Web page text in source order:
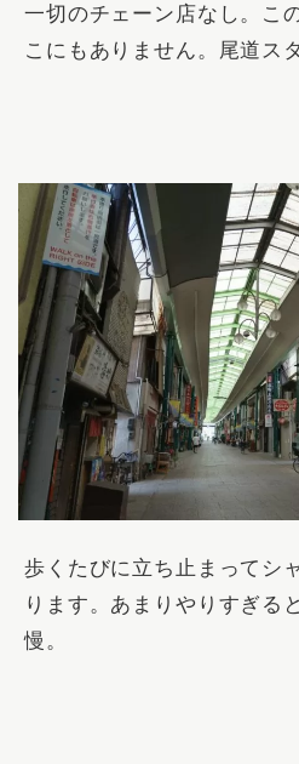
一切のチェーン店なし。こ
こにもありません。尾道ス
歩くたびに立ち止まってシ
ります。あまりやりすぎる
慢。